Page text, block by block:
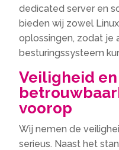
dedicated server en
bieden wij zowel
oplossingen, zodat
besturingssysteem
Veiligheid en
voorop
Wij nemen de
serieus. Naast het